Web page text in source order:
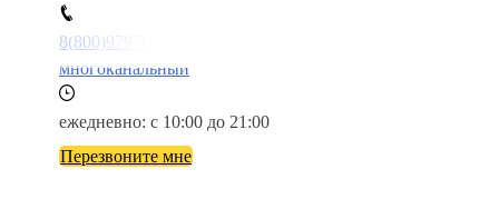
8(800)9797043
многоканальный
ежедневно: с 10:00 до 21:00
Перезвоните мне